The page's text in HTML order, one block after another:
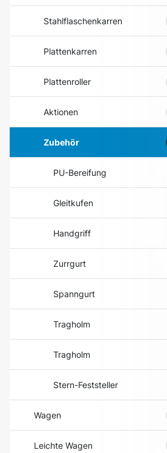
Stahlflaschenkarren
Plattenkarren
Plattenroller
Aktionen
Zubehör
PU-Bereifung
Gleitkufen
Handgriff
Zurrgurt
Spanngurt
Tragholm
Tragholm
Stern-Feststeller
Wagen
Leichte Wagen